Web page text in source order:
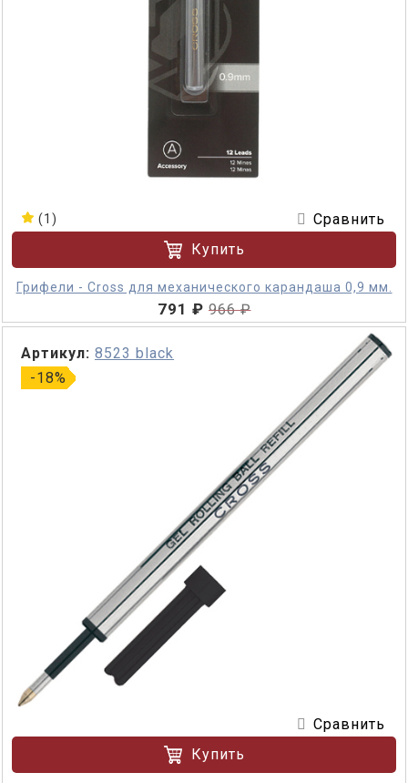
(1)
Сравнить
Купить
Грифели - Cross для механического карандаша 0,9 мм.
791 ₽ 966 ₽
-18%
Артикул: 8523 black
Сравнить
Купить